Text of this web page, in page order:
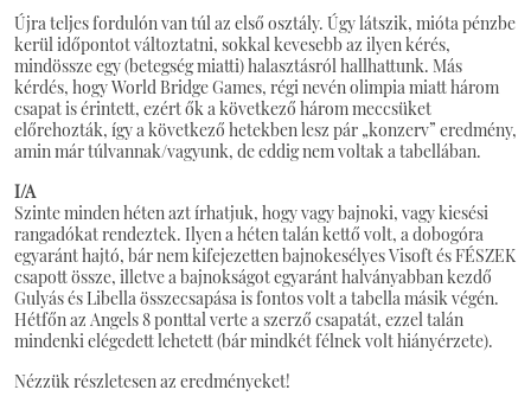
Újra teljes fordulón van túl az első osztály. Úgy látszik, mióta pénzbe
kerül időpontot változtatni, sokkal kevesebb az ilyen kérés,
mindössze egy (betegség miatti) halasztásról hallhattunk. Más
kérdés, hogy World Bridge Games, régi nevén olimpia miatt három
csapat is érintett, ezért ők a következő három meccsüket
előrehozták, így a következő hetekben lesz pár „konzerv” eredmény,
amin már túlvannak/vagyunk, de eddig nem voltak a tabellában.
I/A
Szinte minden héten azt írhatjuk, hogy vagy bajnoki, vagy kiesési
rangadókat rendeztek. Ilyen a héten talán kettő volt, a dobogóra
egyaránt hajtó, bár nem kifejezetten bajnokesélyes Visoft és FÉSZEK
csapott össze, illetve a bajnokságot egyaránt halványabban kezdő
Gulyás és Libella összecsapása is fontos volt a tabella másik végén.
Hétfőn az Angels 8 ponttal verte a szerző csapatát, ezzel talán
mindenki elégedett lehetett (bár mindkét félnek volt hiányérzete).
Nézzük részletesen az eredményeket!